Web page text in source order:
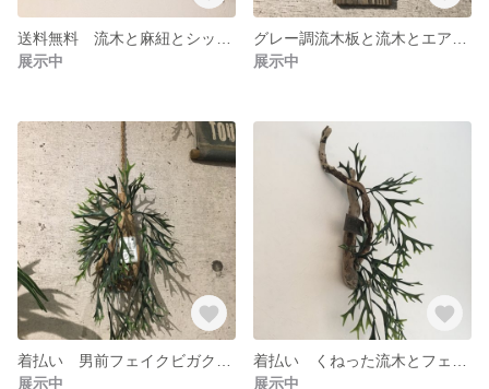
展示中
展示中
展示中
展示中